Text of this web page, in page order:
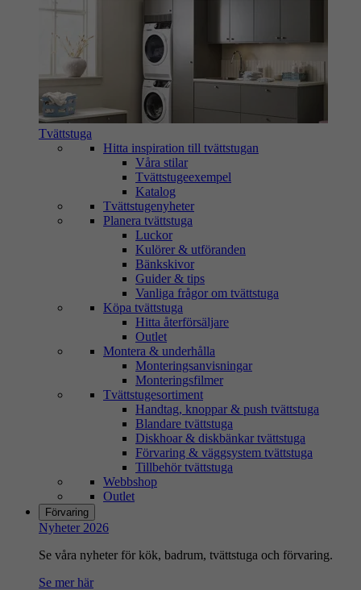
Tvättstuga
Hitta inspiration till tvättstugan
Våra stilar
Tvättstugeexempel
Katalog
Tvättstugenyheter
Planera tvättstuga
Luckor
Kulörer & utföranden
Bänkskivor
Guider & tips
Vanliga frågor om tvättstuga
Köpa tvättstuga
Hitta återförsäljare
Outlet
Montera & underhålla
Monteringsanvisningar
Monteringsfilmer
Tvättstugesortiment
Handtag, knoppar & push tvättstuga
Blandare tvättstuga
Diskhoar & diskbänkar tvättstuga
Förvaring & väggsystem tvättstuga
Tillbehör tvättstuga
Webbshop
Outlet
Förvaring
Nyheter 2026
Se våra nyheter för kök, badrum, tvättstuga och förvaring.
Se mer här